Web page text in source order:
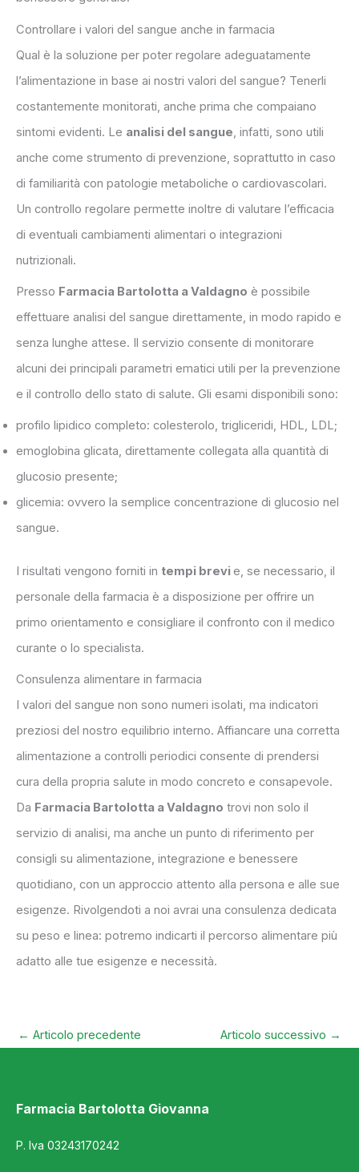
Controllare i valori del sangue anche in farmacia
Qual è la soluzione per poter regolare adeguatamente
l’alimentazione in base ai nostri valori del sangue? Tenerli
costantemente monitorati, anche prima che compaiano
sintomi evidenti. Le analisi del sangue, infatti, sono utili
anche come strumento di prevenzione, soprattutto in caso
di familiarità con patologie metaboliche o cardiovascolari.
Un controllo regolare permette inoltre di valutare l’efficacia
di eventuali cambiamenti alimentari o integrazioni
nutrizionali.
Presso Farmacia Bartolotta a Valdagno è possibile
effettuare analisi del sangue direttamente, in modo rapido e
senza lunghe attese. Il servizio consente di monitorare
alcuni dei principali parametri ematici utili per la prevenzione
e il controllo dello stato di salute. Gli esami disponibili sono:
profilo lipidico completo: colesterolo, trigliceridi, HDL, LDL;
emoglobina glicata, direttamente collegata alla quantità di
glucosio presente;
glicemia: ovvero la semplice concentrazione di glucosio nel
sangue.
I risultati vengono forniti in tempi brevi e, se necessario, il
personale della farmacia è a disposizione per offrire un
primo orientamento e consigliare il confronto con il medico
curante o lo specialista.
Consulenza alimentare in farmacia
I valori del sangue non sono numeri isolati, ma indicatori
preziosi del nostro equilibrio interno. Affiancare una corretta
alimentazione a controlli periodici consente di prendersi
cura della propria salute in modo concreto e consapevole.
Da Farmacia Bartolotta a Valdagno trovi non solo il
servizio di analisi, ma anche un punto di riferimento per
consigli su alimentazione, integrazione e benessere
quotidiano, con un approccio attento alla persona e alle sue
esigenze. Rivolgendoti a noi avrai una consulenza dedicata
su peso e linea: potremo indicarti il percorso alimentare più
adatto alle tue esigenze e necessità.
← Articolo precedente Articolo successivo →
Farmacia Bartolotta Giovanna
P. Iva 03243170242